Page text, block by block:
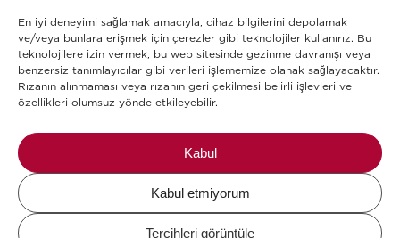
En iyi deneyimi sağlamak amacıyla, cihaz bilgilerini depolamak
ve/veya bunlara erişmek için çerezler gibi teknolojiler kullanırız. Bu
teknolojilere izin vermek, bu web sitesinde gezinme davranışı veya
benzersiz tanımlayıcılar gibi verileri işlememize olanak sağlayacaktır.
Rızanın alınmaması veya rızanın geri çekilmesi belirli işlevleri ve
özellikleri olumsuz yönde etkileyebilir.
Kabul
Kabul etmiyorum
Tercihleri ​​görüntüle
KVKK Aydınlatma Metni
KVKK Açık Rıza Onay Metni
Alerjenler
Blog